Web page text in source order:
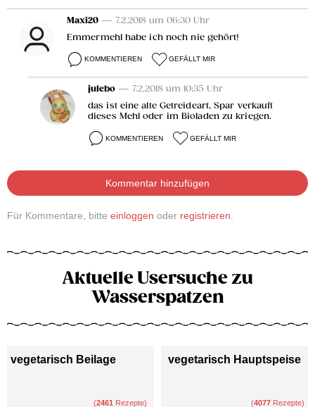
Maxi20 — 7.2.2018 um 06:30 Uhr
Emmermehl habe ich noch nie gehört!
KOMMENTIEREN GEFÄLLT MIR
julebo — 7.2.2018 um 10:35 Uhr
das ist eine alte Getreideart, Spar verkauft
dieses Mehl oder im Bioladen zu kriegen.
KOMMENTIEREN GEFÄLLT MIR
Kommentar hinzufügen
Für Kommentare, bitte einloggen oder registrieren
Aktuelle Usersuche zu
Wasserspatzen
vegetarisch Beilage
(2461 Rezepte)
vegetarisch Hauptspeise
(4077 Rezepte)